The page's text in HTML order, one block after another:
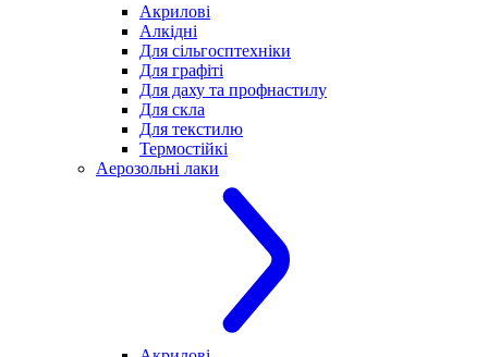
Акрилові
Алкідні
Для cільгосптехніки
Для графіті
Для даху та профнастилу
Для скла
Для текстилю
Термостійкі
Аерозольні лаки